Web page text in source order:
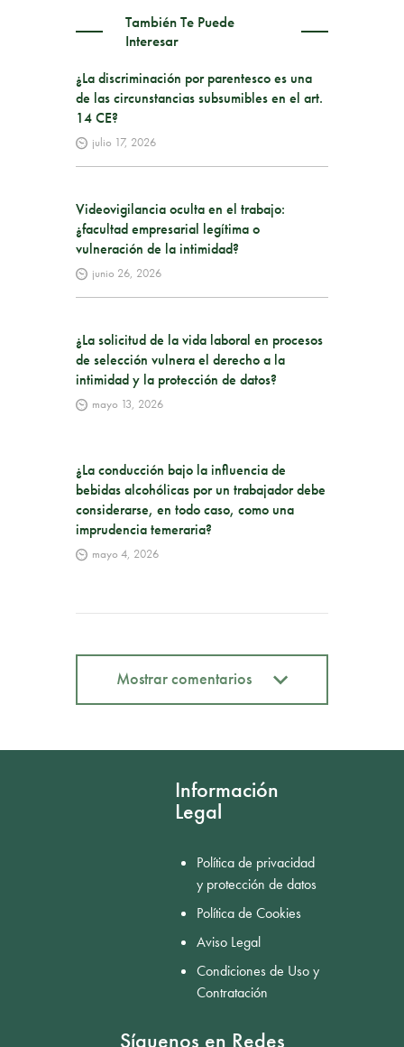
También Te Puede
Interesar
¿La discriminación por parentesco es una
de las circunstancias subsumibles en el art.
14 CE?
julio 17, 2026
Videovigilancia oculta en el trabajo:
¿facultad empresarial legítima o
vulneración de la intimidad?
junio 26, 2026
¿La solicitud de la vida laboral en procesos
de selección vulnera el derecho a la
intimidad y la protección de datos?
mayo 13, 2026
¿La conducción bajo la influencia de
bebidas alcohólicas por un trabajador debe
considerarse, en todo caso, como una
imprudencia temeraria?
mayo 4, 2026
Mostrar comentarios
Información
Legal
Política de privacidad
y protección de datos
Política de Cookies
Aviso Legal
Condiciones de Uso y
Contratación
Síguenos en Redes